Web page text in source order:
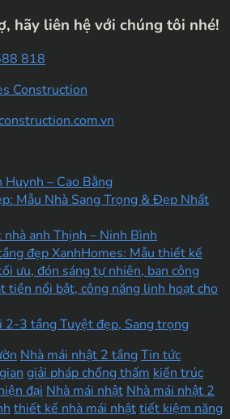
hãy liên hệ với chúng tôi nhé!
818
Construction
– Cao Bằng
Mẫu Nhà Sang Trọng & Đẹp Nhất
anh Thịnh – Ninh Bình
đẹp XanhHomes: Mẫu thiết kế
ưu, đón sáng tự nhiên, ban công
tiền nổi bật, công năng linh hoạt cho
2-3 tầng Tuyệt đẹp, Sang trọng
Nhà mái nhật 2 tầngTin tức
giải pháp chống thấm kiến trúc
đại Nhà mái nhật Nhà mái nhật 2
thiết kế nhà mái nhậttiết kiệm năng